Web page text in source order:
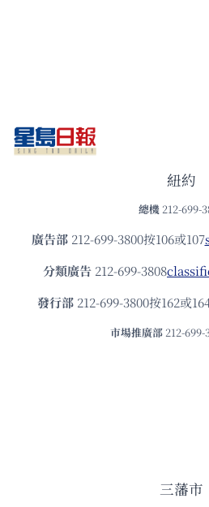
紐約
總機 212-699-
廣告部212-699-3800按106或107
分類廣告 212-699-3808
發⾏部 212-699-3800按162或
市場推廣部 212-699-
三藩市